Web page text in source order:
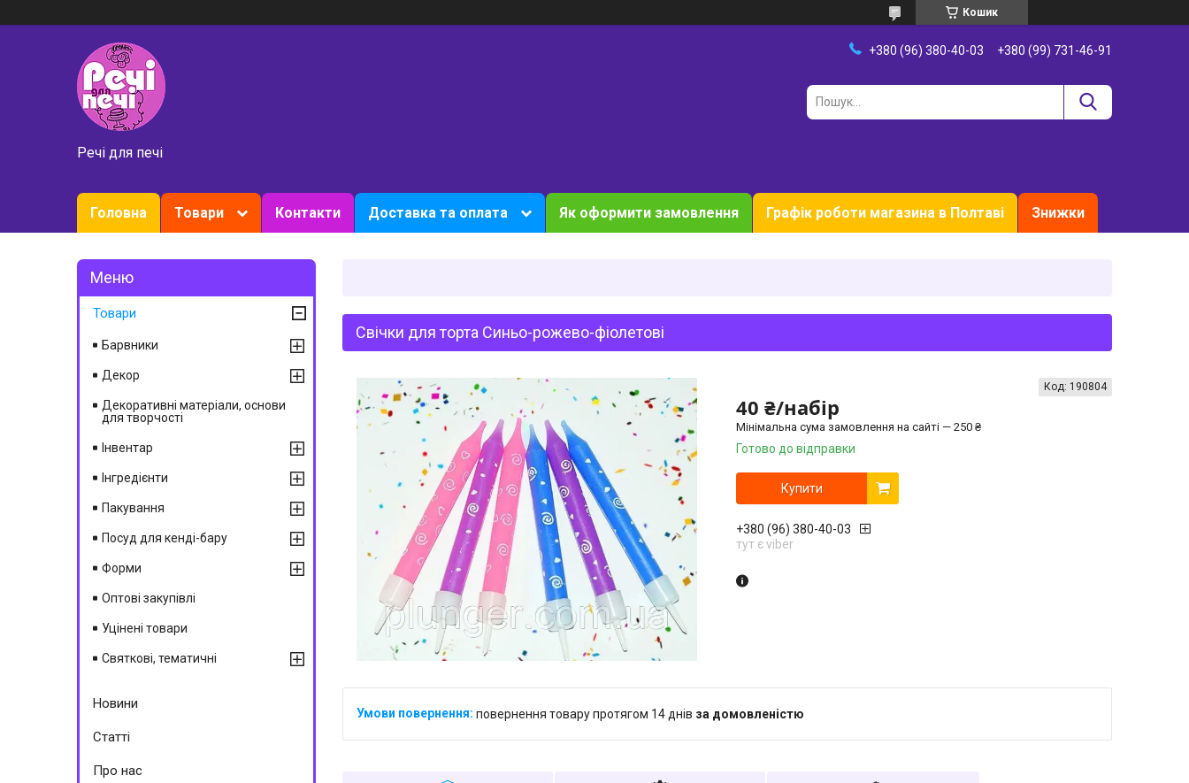
Кошик
Речі для печі
+380 (96) 380-40-03 +380 (99) 731-46-91
Головна Товари Контакти Доставка та оплата Як оформити замовлення Графік роботи магазина в Полтаві Знижки
Свічки для торта Синьо-рожево-фіолетові
40 ₴/набір
Мінімальна сума замовлення на сайті — 250 ₴
Готово до відправки
Код: 190804
Купити
+380 (96) 380-40-03
тут є viber
повернення товару протягом 14 днів за домовленістю
Товари
Барвники
Декор
Декоративні матеріали, основи
для творчості
Інвентар
Інгредієнти
Пакування
Посуд для кенді-бару
Форми
Оптові закупівлі
Уцінені товари
Святкові, тематичні
Новини
Статті
Про нас